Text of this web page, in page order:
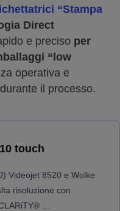
“Stampa
Direct
e preciso per
“low
operativa e
il processo.
touch
Videojet 8520 e Wolke
risoluzione con
…